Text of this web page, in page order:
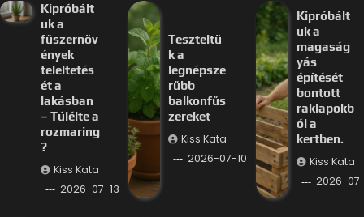
Kipróbált
uk a
fűszernöv
ények
teleltetés
ét a
lakásban
– Túlélte a
rozmaring
?
Kiss Kata
2026-07-13
Teszteltü
k a
legnépsze
rűbb
balkonfűs
zereket
Kiss Kata
2026-07-10
Kipróbált
uk a
magaság
yás
építését
bontott
raklapokb
ól a
kertben.
Kiss Kata
2026-